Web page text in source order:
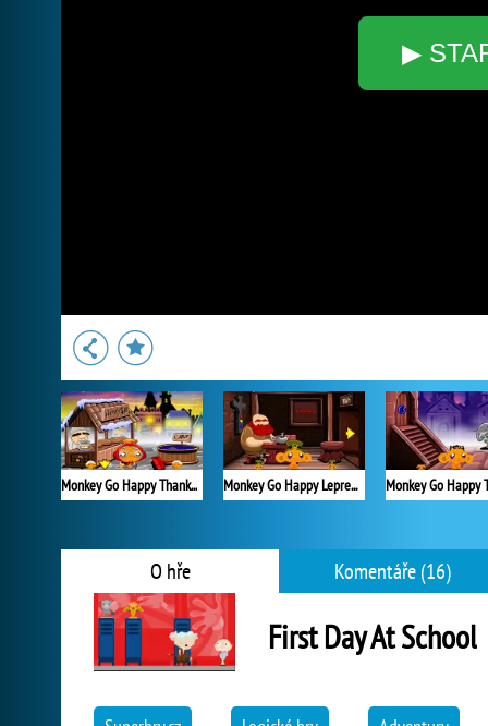
▶
Monkey Go Happy Thanksgiving Monkey Go Happy Leprechauns
O hře Komentáře (16)
First Day At School